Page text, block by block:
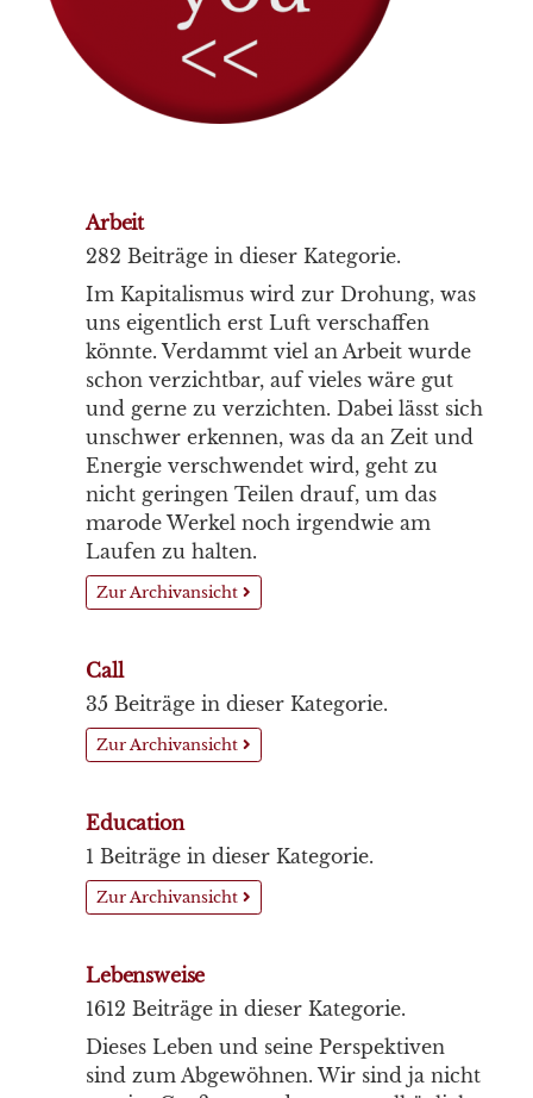
Arbeit
282 Beiträge in dieser Kategorie.
Im Kapitalismus wird zur Drohung, was
uns eigentlich erst Luft verschaffen
könnte. Verdammt viel an Arbeit wurde
schon verzichtbar, auf vieles wäre gut
und gerne zu verzichten. Dabei lässt sich
unschwer erkennen, was da an Zeit und
Energie verschwendet wird, geht zu
nicht geringen Teilen drauf, um das
marode Werkel noch irgendwie am
Laufen zu halten.
Zur Archivansicht
Call
35 Beiträge in dieser Kategorie.
Zur Archivansicht
Education
1 Beiträge in dieser Kategorie.
Zur Archivansicht
Lebensweise
1612 Beiträge in dieser Kategorie.
Dieses Leben und seine Perspektiven
sind zum Abgewöhnen. Wir sind ja nicht